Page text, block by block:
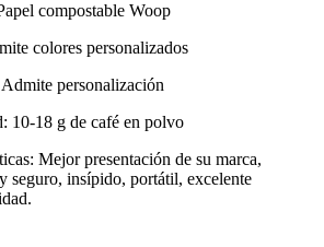
compostable Woop
colores personalizados
personalización
10-18 g de café en polvo
Mejor presentación de su marca,
seguro, insípido, portátil, excelente